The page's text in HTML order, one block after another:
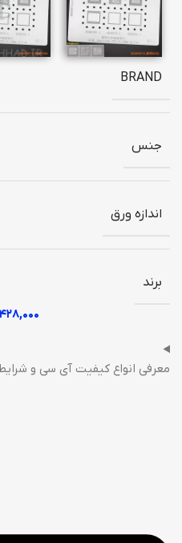
BRAND
جنس
اندازه ورق
برند
۴۲۸,۰۰۰
معرفی انواع کیفیت آی سی و